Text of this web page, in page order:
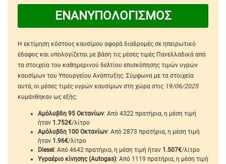
ΕΝΑΝΥΠΟΛΟΓΙΣΜΟΣ
Η εκτίμηση κόστους καυσίμου αφορά διαδρομές σε ηπειρωτικό
έδαφος και υπολογίζεται με βάση τις μέσες τιμές Πανελλαδικά από
τα στοιχεία του καθημερινού δελτίου επισκόπησης τιμών υγρών
καυσίμων του Υπουργείου Ανάπτυξης. Σύμφωνα με τα στοιχεία
αυτά, οι μέσες τιμές υγρών καυσίμων στη χώρα στις 19/06/2025
κυμάνθηκαν ως εξής:
Αμόλυβδη 95 Οκτανίων: Από 4322 πρατήρια, η μέση τιμή
ήταν 1.752€/λίτρο
Αμόλυβδη 100 Οκτανίων: Από 2873 πρατήρια, η μέση τιμή
ήταν 1.96€/λίτρο
Diesel: Από 4642 πρατήρια, η μέση τιμή ήταν 1.507€/λίτρο
Υγραέριο κίνησης (Autogas): Από 1119 πρατήρια, η μέση τιμή